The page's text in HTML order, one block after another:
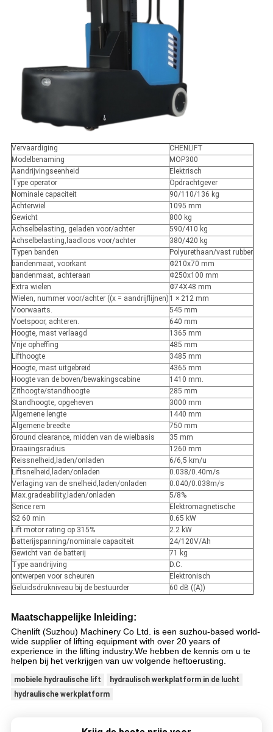
Vervaardiging
CHENLIFT
Modelbenaming
MOP300
Aandrijvingseenheid
Elektrisch
Type operator
Opdrachtgever
Nominale capaciteit
90/110/136 kg
Achterwiel
1095 mm
Gewicht
800 kg
Achselbelasting, geladen voor/achter
590/410 kg
Achselbelasting,laadloos voor/achter
380/420 kg
Typen banden
Polyurethaan/vast rubber
bandenmaat, voorkant
Φ210x70 mm
bandenmaat, achteraan
Φ250x100 mm
Extra wielen
Φ74X48 mm
Wielen, nummer voor/achter ((x = aandrijflijnen) 1 × 212 mm
Voorwaarts.
545 mm
Voetspoor, achteren.
640 mm
Hoogte, mast verlaagd
1365 mm
Vrije opheffing
485 mm
Lifthoogte
3485 mm
Hoogte, mast uitgebreid
4365 mm
Hoogte van de boven/bewakingscabine
1410 mm.
Zithoogte/standhoogte
285 mm
Standhoogte, opgeheven
3000 mm
Algemene lengte
1440 mm
Algemene breedte
750 mm
Ground clearance, midden van de wielbasis
35 mm
Draaiingsradius
1260 mm
Reissnelheid,laden/onladen
6/6,5 km/u
Liftsnelheid,laden/onladen
0.038/0.40m/s
Verlaging van de snelheid,laden/onladen
0.040/0.038m/s
Max.gradeability,laden/onladen
5/8%
Serice rem
Elektromagnetische
S2 60 min
0.65 kW
Lift motor rating op 315%
2.2 kW
Batterijspanning/nominale capaciteit
24/120V/Ah
Gewicht van de batterij
71 kg
Type aandrijving
D.C.
ontwerpen voor scheuren
Elektronisch
Geluidsdrukniveau bij de bestuurder
60 dB ((A))
Maatschappelijke Inleiding:
Chenlift (Suzhou) Machinery Co Ltd. is een suzhou-based world-
wide supplier of lifting equipment with over 20 years of
experience in the lifting industry.We hebben de kennis om u te
helpen bij het verkrijgen van uw volgende heftoerusting.
mobiele hydraulische lift
hydraulisch werkplatform in de lucht
hydraulische werkplatform